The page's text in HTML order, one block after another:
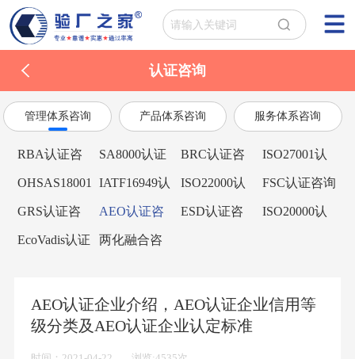
认证咨询
管理体系咨询 产品体系咨询 服务体系咨询
RBA认证咨
询
SA8000认证
咨询
BRC认证咨
询
ISO27001认
证咨询
OHSAS18001
认证咨询
IATF16949认
证咨询
ISO22000认
证咨询
FSC认证咨询
GRS认证咨
询
AEO认证咨
询
ESD认证咨
ISO20000认
EcoVadis认证
两化融合咨
AEO认证企业介绍，AEO认证企业信用等
级分类及AEO认证企业认定标准